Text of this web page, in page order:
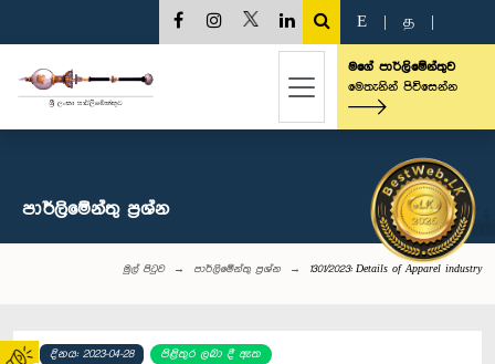
E த
මගේ පාර්ලිමේන්තුව
මෙතැනින් පිවිසෙන්න
පාර්ලි‌මේන්තු‌ ප්‍රශ්න
මුල් පිටුව පාර්ලි‌මේන්තු‌ ප්‍රශ්න 1301/2023: Details of Apparel industry
දිනය: 2023-04-28 පිළිතුර ලබා දී ඇත